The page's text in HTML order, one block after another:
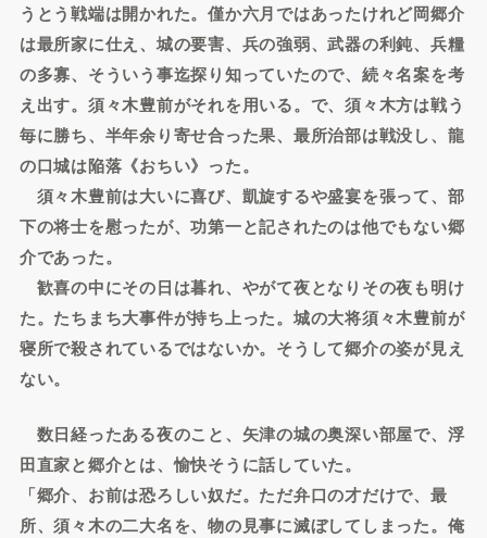
うとう戦端は開かれた。僅か六月ではあったけれど岡郷介
は最所家に仕え、城の要害、兵の強弱、武器の利鈍、兵糧
の多寡、そういう事迄探り知っていたので、続々名案を考
え出す。須々木豊前がそれを用いる。で、須々木方は戦う
毎に勝ち、半年余り寄せ合った果、最所治部は戦没し、龍
の口城は陥落《おちい》った。
須々木豊前は大いに喜び、凱旋するや盛宴を張って、部
下の将士を慰ったが、功第一と記されたのは他でもない郷
介であった。
歓喜の中にその日は暮れ、やがて夜となりその夜も明け
た。たちまち大事件が持ち上った。城の大将須々木豊前が
寝所で殺されているではないか。そうして郷介の姿が見え
ない。
数日経ったある夜のこと、矢津の城の奥深い部屋で、浮
田直家と郷介とは、愉快そうに話していた。
「郷介、お前は恐ろしい奴だ。ただ弁口の才だけで、最
所、須々木の二大名を、物の見事に滅ぼしてしまった。俺